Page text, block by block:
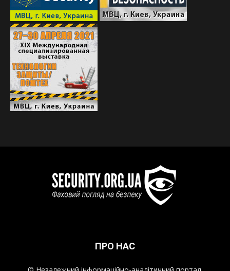
ПРО НАС